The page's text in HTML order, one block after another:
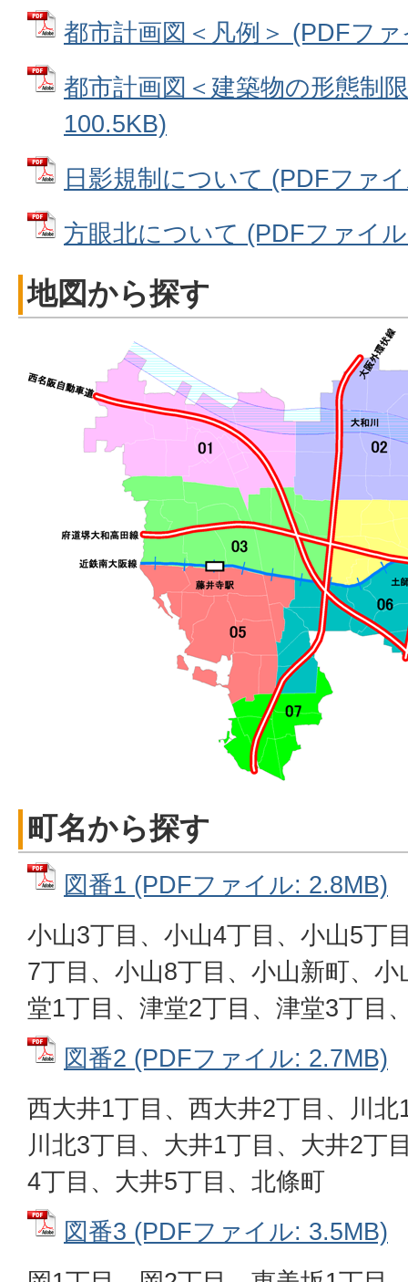
都市計画図＜凡例＞ (PDFフ
都市計画図＜建築物の形態制
100.5KB)
日影規制について (PDFファ
方眼北について (PDFファイ
地図から探す
町名から探す
図番1 (PDFファイル: 2.8MB)
小山3丁目、小山4丁目、小山5丁
7丁目、小山8丁目、小山新町、
堂1丁目、津堂2丁目、津堂3丁目
図番2 (PDFファイル: 2.7MB)
西大井1丁目、西大井2丁目、川
川北3丁目、大井1丁目、大井2丁
4丁目、大井5丁目、北條町
図番3 (PDFファイル: 3.5MB)